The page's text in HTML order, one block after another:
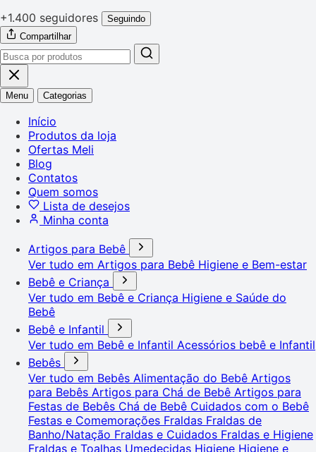
+1.400 seguidores
Seguindo
Compartilhar
Menu Categorias
Início
Produtos da loja
Ofertas Meli
Blog
Contatos
Quem somos
Lista de desejos
Minha conta
Artigos para Bebê
Ver tudo em Artigos para Bebê Higiene e Bem-estar
Bebê e Criança
Ver tudo em Bebê e Criança Higiene e Saúde do
Bebê
Bebê e Infantil
Ver tudo em Bebê e Infantil Acessórios bebê e Infantil
Bebês
Ver tudo em Bebês Alimentação do Bebê Artigos
para Bebês Artigos para Chá de Bebê Artigos para
Festas de Bebês Chá de Bebê Cuidados com o Bebê
Festas e Comemorações Fraldas Fraldas de
Banho/Natação Fraldas e Cuidados Fraldas e Higiene
Fraldas e Toalhas Umedecidas Higiene Higiene e